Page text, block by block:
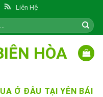
Liên Hệ
HÒA
Ở ĐÂU TẠI YÊN BÁI